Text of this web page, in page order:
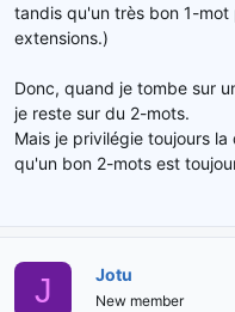
tandis qu'un très bon 1-
extensions.)
Donc, quand je tombe sur
je reste sur du 2-mots.
Mais je privilégie toujours
qu'un bon 2-mots est
J Jotu
New member